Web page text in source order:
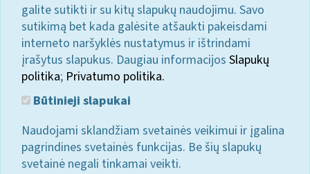
galite sutikti ir su kitų slapukų naudojimu. Savo
sutikimą bet kada galėsite atšaukti pakeisdami
interneto naršyklės nustatymus ir ištrindami
įrašytus slapukus. Daugiau informacijos Slapukų
politika; Privatumo politika.
Būtinieji slapukai
Naudojami sklandžiam svetainės veikimui ir įgalina
pagrindines svetainės funkcijas. Be šių slapukų
svetainė negali tinkamai veikti.